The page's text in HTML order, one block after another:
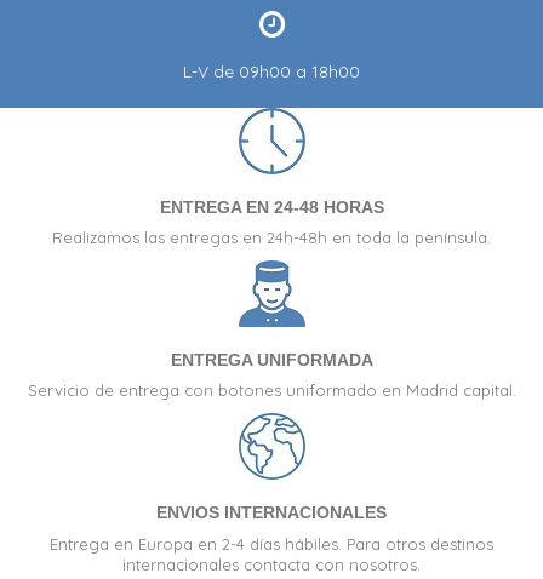
L-V de 09h00 a 18h00
ENTREGA EN 24-48 HORAS
Realizamos las entregas en 24h-48h en toda la península.
ENTREGA UNIFORMADA
Servicio de entrega con botones uniformado en Madrid capital.
ENVIOS INTERNACIONALES
Entrega en Europa en 2-4 días hábiles. Para otros destinos
internacionales contacta con nosotros.